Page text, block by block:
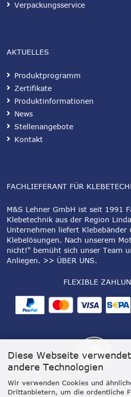
Diese Webseite
andere Technologien
Wir verwenden Cookies und
Drittanbietern, um die ordentliche
Verpackungsservice
FACHLIEFERANT FÜR
M&S Lehner GmbH ist seit 1991
Klebetechnik aus der Region
Unternehmen liefert Klebebänder
Klebelösungen. Nach unserem
nicht!“ bemüht sich unser Team
Anliegen. >> ÜBER UNS.
FLEXIBLE
AKTUELLES
Produktprogramm
Zertifikate
Produktinformationen
News
Stellenangebote
Kontakt